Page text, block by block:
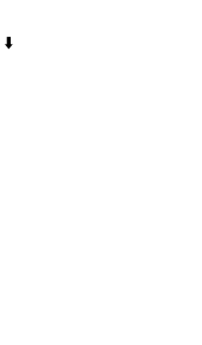
⬇️